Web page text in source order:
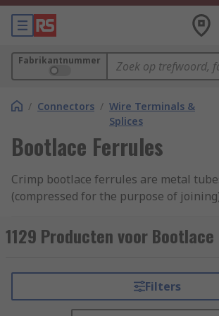
Fabrikantnummer
/ Connectors / Wire Terminals &
Splices
Bootlace Ferrules
Crimp bootlace ferrules are metal
(compressed for the purpose of
with screw or spring clamps. Most
ferrules have a colour-coded
How do bootlace ferrules work?
1129 Producten voor
Filters